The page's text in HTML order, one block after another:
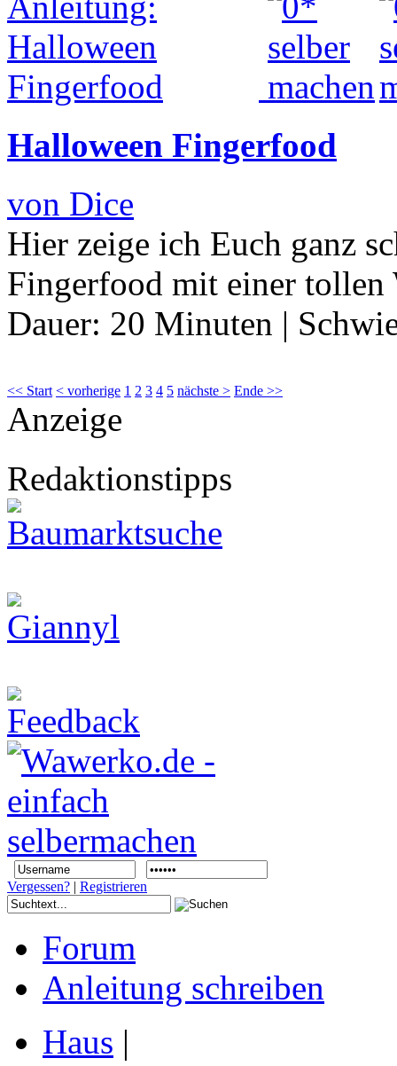
Halloween Fingerfood
von Dice
Hier zeige ich Euch ganz
Fingerfood mit einer
Dauer: 20 Minuten |
<< Start < vorherige 1 2 3 4 5 nächste > Ende >>
Anzeige
Redaktionstipps
Vergessen? | Registrieren
Forum
Anleitung schreiben
Haus |